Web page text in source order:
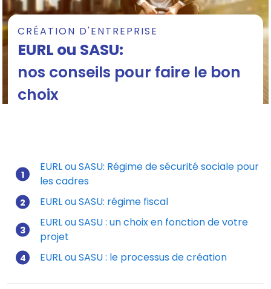
CRÉATION D'ENTREPRISE
EURL ou SASU:
nos conseils pour faire le bon
choix
Mis à jour le 26/11/2025
EURL ou SASU: Régime de sécurité sociale pour
les cadres
EURL ou SASU: régime fiscal
EURL ou SASU : un choix en fonction de votre
projet
EURL ou SASU : le processus de création